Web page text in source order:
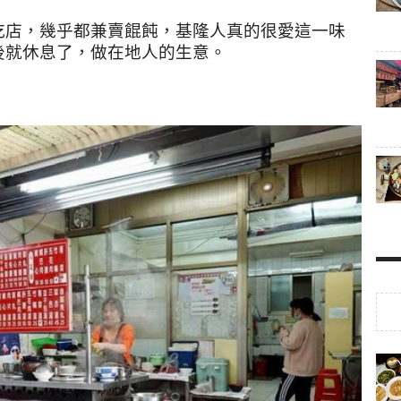
，幾乎都兼賣餛飩，基隆人真的很愛這一味
休息了，做在地人的生意。